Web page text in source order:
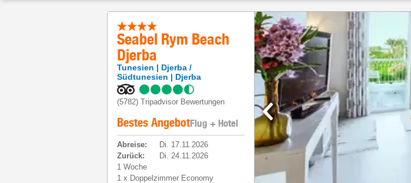
Seabel Rym Beach
Djerba
Tunesien
Djerba /
Südtunesien
Djerba
(5782) Tripadvisor Bewertungen
Bestes AngebotFlug + Hotel
Abreise:
Di. 17.11.2026
Zurück:
Di. 24.11.2026
1 Woche
1 x Doppelzimmer Economy